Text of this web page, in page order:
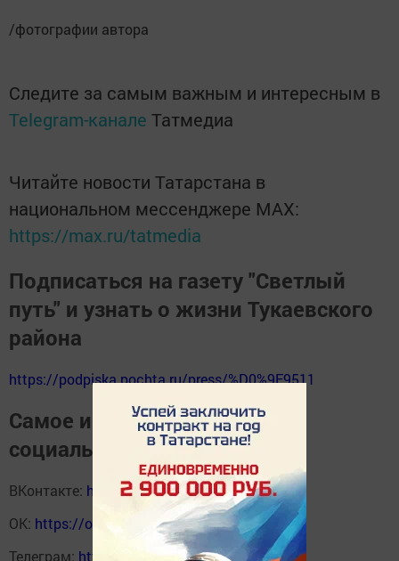
/фотографии автора
Следите за самым важным и интересным в
Telegram-канале Татмедиа
Читайте новости Татарстана в
национальном мессенджере MАХ:
https://max.ru/tatmedia
Подписаться на газету "Светлый
путь" и узнать о жизни Тукаевского
района
https://podpiska.pochta.ru/press/%D0%9F9511
Самое интересное в наших
социальных сетях
ВКонтакте: https://vk.com/svetliput
ОК: https://ok.ru/profile/590414664980
Телеграм: https://t.me/yakti_ul